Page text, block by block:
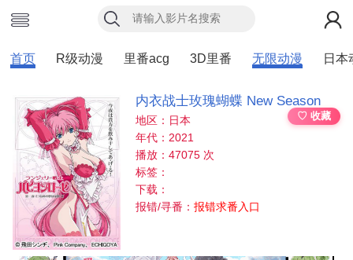
首页 R级动漫 里番acg 3D里番 无限动漫 日本
内衣战士玫瑰蝴蝶 New Season
♡ 收藏
地区：日本
年代：2021
播放：47075 次
标签：
下载：
报错/寻番：报错求番入口